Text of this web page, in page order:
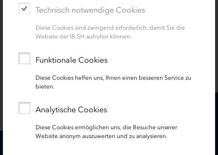
Technisch notwendige Cookies
Diese Cookies sind zwingend erforderlich, damit Sie die
Website der IB.SH aufrufen können.
Funktionale Cookies
Diese Cookies helfen uns, Ihnen einen besseren Service zu
bieten.
Analytische Cookies
Diese Cookies ermöglichen uns, die Besuche unserer
Website anonym auszuwerten und zu analysieren.